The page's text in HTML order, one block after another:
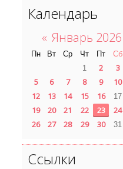
Календарь
« Январь 2026
Пн Вт Ср Чт Пт Сб
1
2 3
5
6 7 8 9 10
12
13 14 15 16 17
19 20 21 22 23 24
26
27 28 29 30 31
Ссылки